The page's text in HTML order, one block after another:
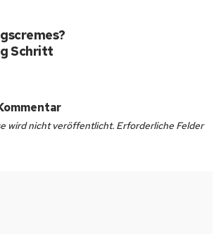
Schritt
wird nicht veröffentlicht.Erforderliche Felder